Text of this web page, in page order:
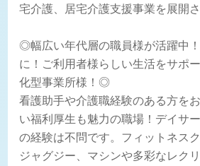
宅介護、居宅介護支援事業を展開さ
◎幅広い年代層の職員様が活躍中
に！ご利用者様らしい生活をサポ
化型事業所様！◎
看護助手や介護職経験のある方を
い福利厚生も魅力の職場！デイサ
の経験は不問です。フィットネス
ジャグジー、マシンや多彩なレク